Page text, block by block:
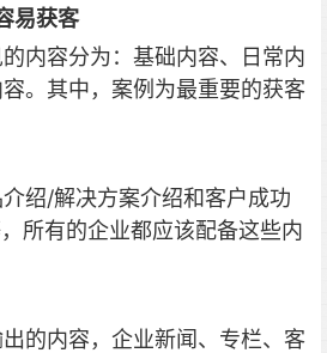
易获客
内容分为：基础内容、日常内
。其中，案例为最重要的获客
绍/解决方案介绍和客户成功
所有的企业都应该配备这些内
的内容，企业新闻、专栏、客